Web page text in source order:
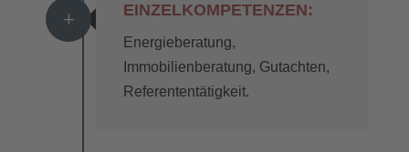
L
EINZELKOMPETENZEN:
Energieberatung,
Immobilienberatung, Gutachten,
Referententätigkeit.